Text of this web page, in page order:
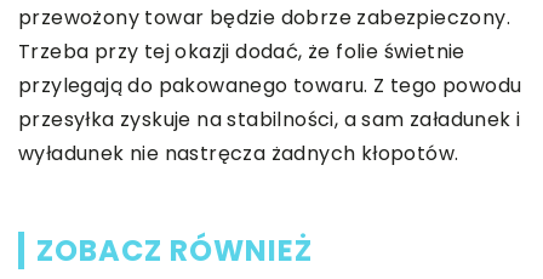
przewożony towar będzie dobrze zabezpieczony.
Trzeba przy tej okazji dodać, że folie świetnie
przylegają do pakowanego towaru. Z tego powodu
przesyłka zyskuje na stabilności, a sam załadunek i
wyładunek nie nastręcza żadnych kłopotów.
ZOBACZ RÓWNIEŻ